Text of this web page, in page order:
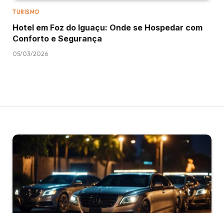
TURISMO
Hotel em Foz do Iguaçu: Onde se Hospedar com
Conforto e Segurança
05/03/2026